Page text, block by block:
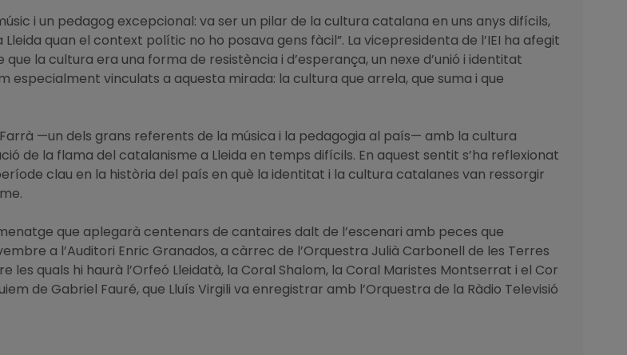
i un pedagog excepcional: va ser un pilar de la cultura catalana en uns anys difícils,
quan el context polític no ho posava gens fàcil”. La vicepresidenta de l’IEI ha afegit
la cultura era una forma de resistència i d’esperança, un nexe d’unió i identitat
especialment vinculats a aquesta mirada: la cultura que arrela, que suma i que
—un dels grans referents de la música i la pedagogia al país— amb la cultura
de la flama del catalanisme a Lleida en temps difícils. En aquest sentit s’ha reflexionat
clau en la història del país en què la identitat i la cultura catalanes van ressorgir
que aplegarà centenars de cantaires dalt de l’escenari amb peces que
a l’Auditori Enric Granados, a càrrec de l’Orquestra Julià Carbonell de les Terres
les quals hi haurà l’Orfeó Lleidatà, la Coral Shalom, la Coral Maristes Montserrat i el Cor
de Gabriel Fauré, que Lluís Virgili va enregistrar amb l’Orquestra de la Ràdio Televisió